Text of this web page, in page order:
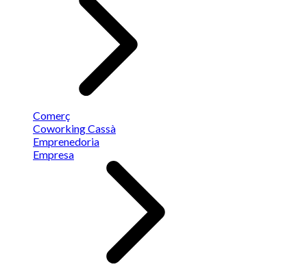
Comerç
Coworking Cassà
Emprenedoria
Empresa